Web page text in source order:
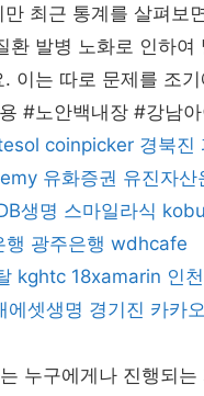
최근 통계를 살펴보
환 발병 노화로 인하여
이는 따로 문제를 조기
#노안백내장 #강남
coinpicker 경북진
유화증권 유진자산
생명 스마일라식
행 광주은행 wdhcafe
kghtc 18xamarin 인
에셋생명 경기진 카카
누구에게나 진행되는